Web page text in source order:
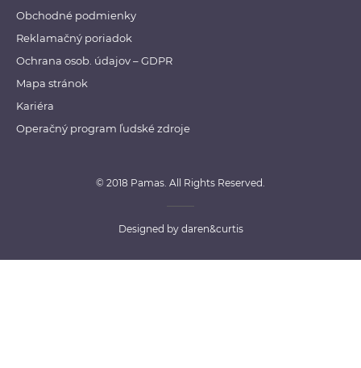
Obchodné podmienky
Reklamačný poriadok
Ochrana osob. údajov – GDPR
Mapa stránok
Kariéra
Operačný program ľudské zdroje
© 2018 Pamas. All Rights Reserved.
Designed by daren&curtis